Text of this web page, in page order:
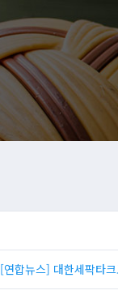
[연합뉴스] 대한세팍타